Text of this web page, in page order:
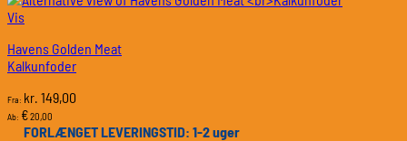
Vis
Havens Golden Meat
Kalkunfoder
Fra: kr. 149,00
Ab: €20,00
FORLÆNGET LEVERINGSTID: 1-2 uger